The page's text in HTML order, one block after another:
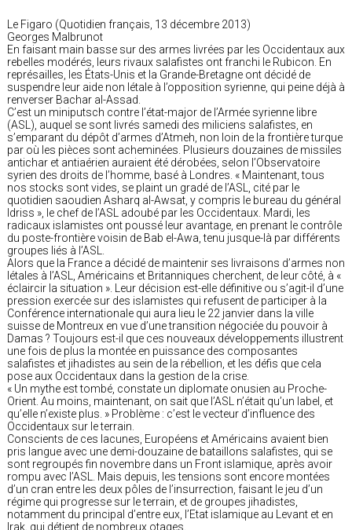
Le Figaro (Quotidien français, 13 décembre 2013)
Georges Malbrunot
En faisant main basse sur des armes livrées par les Occidentaux aux
rebelles modérés, leurs rivaux salafistes ont franchi le Rubicon. En
représailles, les États-Unis et la Grande-Bretagne ont décidé de
suspendre leur aide non létale à l’opposition syrienne, qui peine déjà à
renverser Bachar al-Assad.
C’est un miniputsch contre l’état-major de l’Armée syrienne libre
(ASL), auquel se sont livrés samedi des miliciens salafistes, en
s’emparant du dépôt d’armes d’Atmeh, non loin de la frontière turque
par où les pièces sont acheminées. Plusieurs douzaines de missiles
antichar et antiaérien auraient été dérobées, selon l’Observatoire
syrien des droits de l’homme, basé à Londres. « Maintenant, tous
nos stocks sont vides, se plaint un gradé de l’ASL, cité par le
quotidien saoudien Asharq al-Awsat, y compris le bureau du général
Idriss », le chef de l’ASL adoubé par les Occidentaux. Mardi, les
radicaux islamistes ont poussé leur avantage, en prenant le contrôle
du poste-frontière voisin de Bab el-Awa, tenu jusque-là par différents
groupes liés à l’ASL.
Alors que la France a décidé de maintenir ses livraisons d’armes non
létales à l’ASL, Américains et Britanniques cherchent, de leur côté, à «
éclaircir la situation ». Leur décision est-elle définitive ou s’agit-il d’une
pression exercée sur des islamistes qui refusent de participer à la
Conférence internationale qui aura lieu le 22 janvier dans la ville
suisse de Montreux en vue d’une transition négociée du pouvoir à
Damas ? Toujours est-il que ces nouveaux développements illustrent
une fois de plus la montée en puissance des composantes
salafistes et jihadistes au sein de la rébellion, et les défis que cela
pose aux Occidentaux dans la gestion de la crise.
« Un mythe est tombé, constate un diplomate onusien au Proche-
Orient. Au moins, maintenant, on sait que l’ASL n’était qu’un label, et
qu’elle n’existe plus. » Problème : c’est le vecteur d’influence des
Occidentaux sur le terrain.
Conscients de ces lacunes, Européens et Américains avaient bien
pris langue avec une demi-douzaine de bataillons salafistes, qui se
sont regroupés fin novembre dans un Front islamique, après avoir
rompu avec l’ASL. Mais depuis, les tensions sont encore montées
d’un cran entre les deux pôles de l’insurrection, faisant le jeu d’un
régime qui progresse sur le terrain, et de groupes jihadistes,
notamment du principal d’entre eux, l’Etat islamique au Levant et en
Irak, qui détient de nombreux otages.